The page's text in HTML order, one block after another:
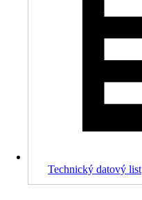
Technický datový list